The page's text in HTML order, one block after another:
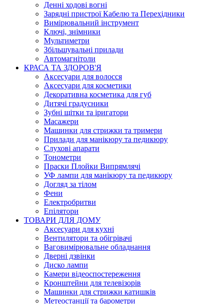
Денні ходові вогні
Зарядні пристрої Кабелю та Перехідники
Вимірювальний інструмент
Ключі, знімники
Мультиметри
Збільшувальні прилади
Автомагнітоли
КРАСА ТА ЗДОРОВ'Я
Аксесуари для волосся
Аксесуари для косметики
Декоративна косметика для губ
Дитячі градусники
Зубні щітки та іригатори
Масажери
Машинки для стрижки та тримери
Прилади для манікюру та педикюру
Слухові апарати
Тонометри
Праски Плойки Випрямлячі
УФ лампи для манікюру та педикюру
Догляд за тілом
Фени
Електробритви
Епілятори
ТОВАРИ ДЛЯ ДОМУ
Аксесуари для кухні
Вентилятори та обігрівачі
Ваговимірювальне обладнання
Дверні дзвінки
Диско лампи
Камери відеоспостереження
Кронштейни для телевізорів
Машинки для стрижки катишків
Метеостанції та барометри